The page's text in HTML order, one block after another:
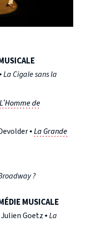
La Cigale sans la
L’Homme de
•La Grande
?
MUSICALE
Goetz •La